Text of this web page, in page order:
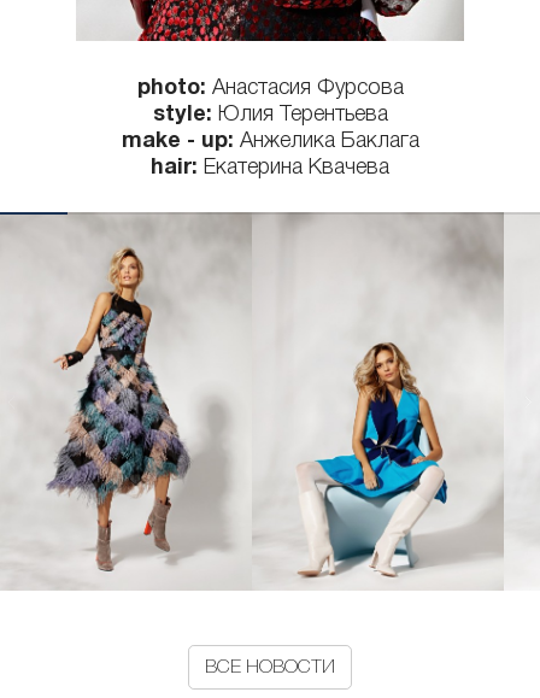
photo: Анастасия Фурсова
style: Юлия Терентьева
make - up: Анжелика Баклага
hair: Екатерина Квачева
ВСЕ НОВОСТИ